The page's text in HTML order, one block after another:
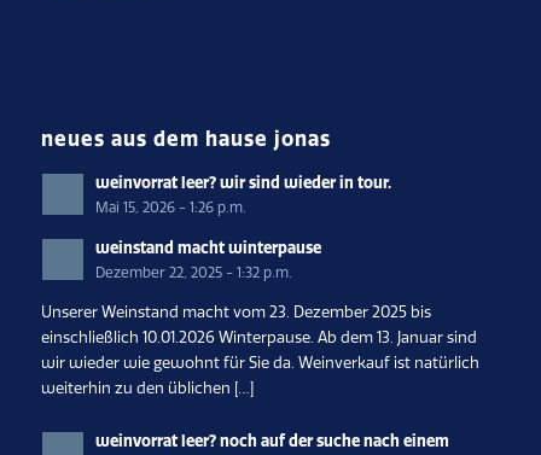
neues aus dem hause jonas
weinvorrat leer? wir sind wieder in tour.
Mai 15, 2026 - 1:26 p.m.
weinstand macht winterpause
Dezember 22, 2025 - 1:32 p.m.
Unserer Weinstand macht vom 23. Dezember 2025 bis
einschließlich 10.01.2026 Winterpause. Ab dem 13. Januar sind
wir wieder wie gewohnt für Sie da. Weinverkauf ist natürlich
weiterhin zu den üblichen […]
weinvorrat leer? noch auf der suche nach einem